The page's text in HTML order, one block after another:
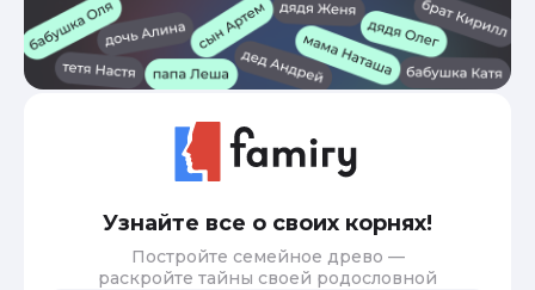
Узнайте все о своих корнях!
Постройте семейное древо —
раскройте тайны своей родословной